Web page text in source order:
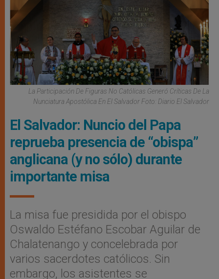
La Participación De Figuras No Católicas Generó Críticas De La
Nunciatura Apostólica En El Salvador Foto: Diario El Salvador
El Salvador: Nuncio del Papa
reprueba presencia de “obispa”
anglicana (y no sólo) durante
importante misa
La misa fue presidida por el obispo
Oswaldo Estéfano Escobar Aguilar de
Chalatenango y concelebrada por
varios sacerdotes católicos. Sin
embargo, los asistentes se